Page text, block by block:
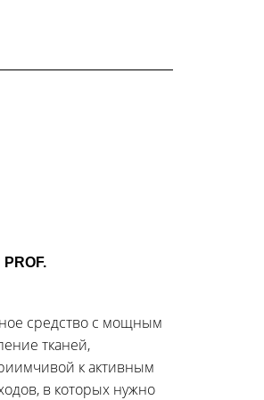
средство с мощным
тканей,
к активным
в которых нужно